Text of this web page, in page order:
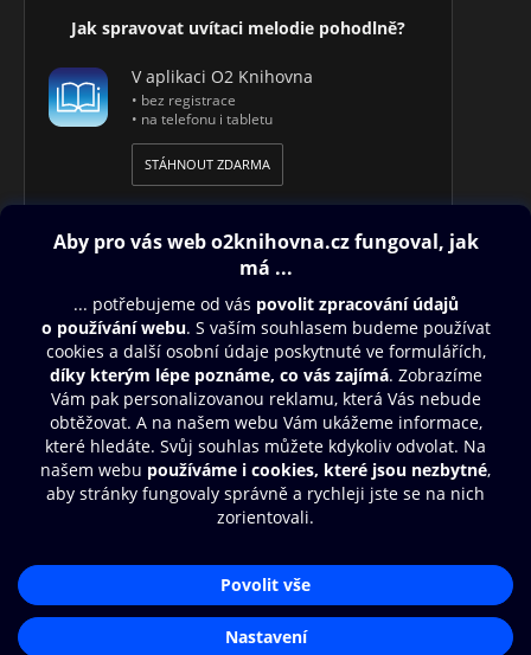
Jak spravovat uvítaci melodie pohodlně?
V aplikaci O2 Knihovna
• bez registrace
• na telefonu i tabletu
STÁHNOUT ZDARMA
Obsah ke stažení
Moje O2 Knihovna
Další zábava
© O2 Czech Republic a.s.
Zásady zpracování osobních údajůAplikace O2 Knihovna
Čti a poslouchej své e-knihy a